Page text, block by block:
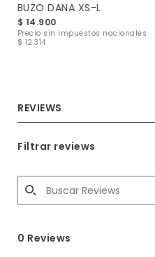
BUZO DANA XS-L
$ 14.900
Precio sin impuestos nacionales
$ 12.314
REVIEWS
Filtrar reviews
0 Reviews